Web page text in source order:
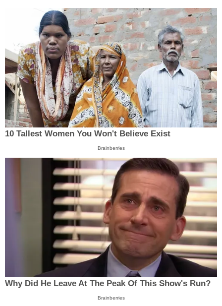
10 Tallest Women You Won't Believe Exist
Brainberries
Why Did He Leave At The Peak Of This Show's Run?
Brainberries